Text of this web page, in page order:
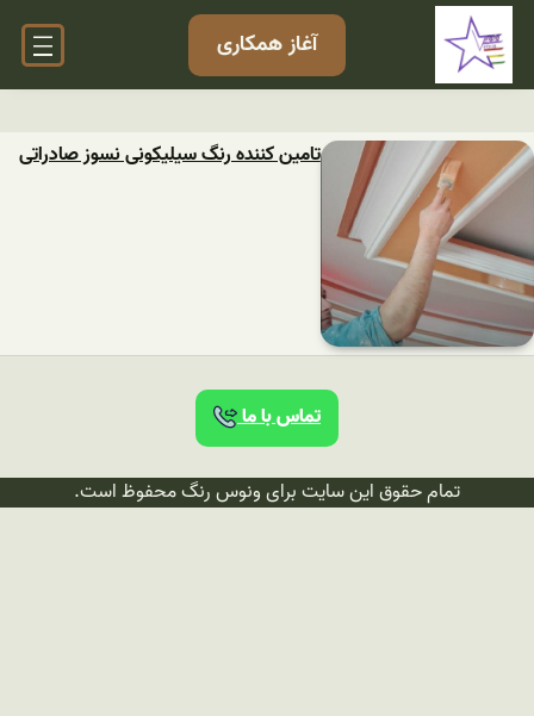
آغاز همکاری
تامین کننده رنگ سیلیکونی نسوز صادراتی
تماس با ما
تمام حقوق این سایت برای ونوس رنگ محفوظ است.